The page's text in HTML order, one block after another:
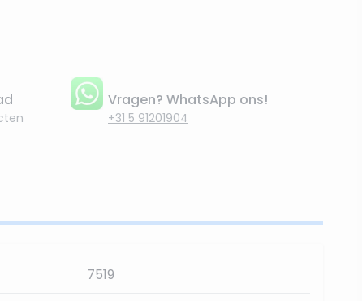
Vragen? WhatsApp ons!
+31 5 91201904
7519